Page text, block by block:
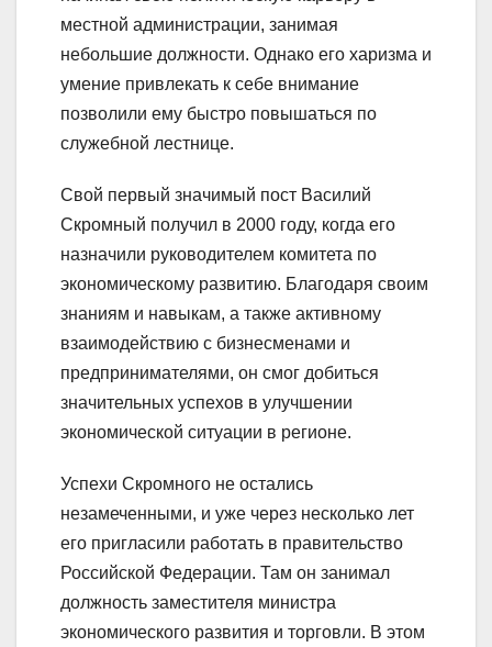
местной администрации, занимая
небольшие должности. Однако его харизма и
умение привлекать к себе внимание
позволили ему быстро повышаться по
служебной лестнице.
Свой первый значимый пост Василий
Скромный получил в 2000 году, когда его
назначили руководителем комитета по
экономическому развитию. Благодаря своим
знаниям и навыкам, а также активному
взаимодействию с бизнесменами и
предпринимателями, он смог добиться
значительных успехов в улучшении
экономической ситуации в регионе.
Успехи Скромного не остались
незамеченными, и уже через несколько лет
его пригласили работать в правительство
Российской Федерации. Там он занимал
должность заместителя министра
экономического развития и торговли. В этом